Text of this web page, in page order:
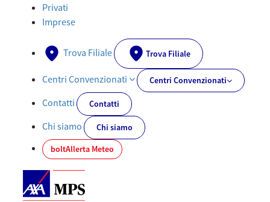
Offerta telefonica: Pronto Vita | AXA MPS - AXA-MPS.IT
Privati
Imprese
Trova Filiale Trova Filiale
Centri Convenzionati Centri Convenzionati
Contatti Contatti
Chi siamo
Chi siamo
boltAllerta Meteo